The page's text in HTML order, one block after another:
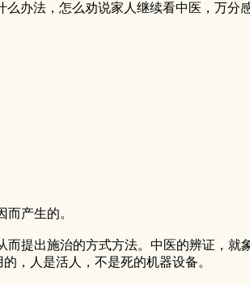
办法，怎么劝说家人继续看中医，万分
产生的。
提出施治的方式方法。中医的辨证，就
，人是活人，不是死的机器设备。